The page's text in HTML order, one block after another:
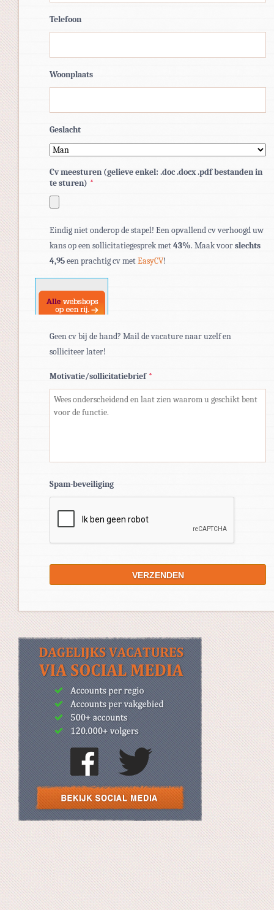
Telefoon
Woonplaats
Geslacht
Cv meesturen (gelieve enkel: .doc .docx .pdf bestanden in
te sturen) *
bestandstypen:
pdf,
doc,
docx.
Eindig niet onderop de stapel! Een opvallend cv verhoogd uw
kans op een sollicitatiegesprek met43%. Maak voorslechts
4,95een prachtig cv metEasyCV!
Geen cv bij de hand? Mail de vacature naar uzelf en
solliciteer later!
Motivatie/sollicitatiebrief *
Spam-beveiliging